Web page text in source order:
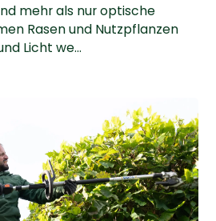
mehr als nur optische
Rasen und Nutzpflanzen
Licht we...